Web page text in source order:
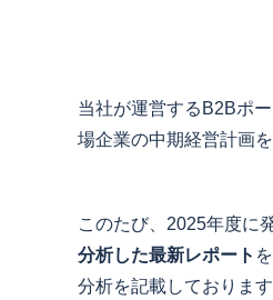
当社が運営するB2Bポ
場企業の中期経営計画
このたび、2025年度に
分析した最新レポート
分析を記載しておりま